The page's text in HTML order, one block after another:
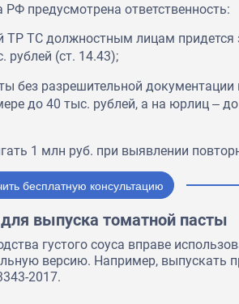
предусмотрена ответственность:
ТР ТС должностным лицам придется
рублей (ст. 14.43);
без разрешительной
до 40 тыс. рублей, а на юрлиц ‒
1 млн руб. при выявлении
бесплатную консультацию
выпуска томатной пасты
густого соуса вправе
версию. Например, выпускать
2017.